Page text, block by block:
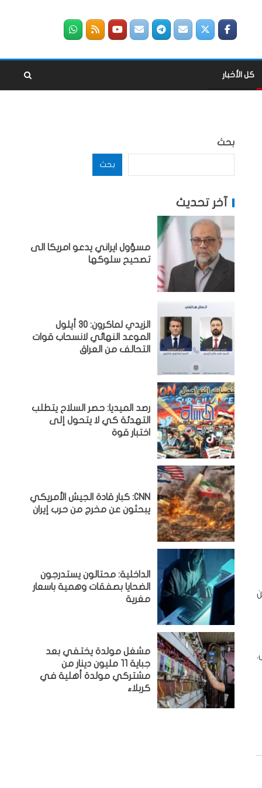
كل الأخبار
بين
بحث
بحث
آخر تحديث
مسؤول ايراني يدعو امريكا الى
تصحيح سلوكها
الزيدي لماكرون: 30 أيلول
الموعد النهائي لانسحاب قوات
التحالف من العراق
رصد الميديا: حصر السلاح يتطلب
التهدئة كي لا يتحول إلى
اختبار قوة
CNN: كبار قادة الجيش الأمريكي
يبحثون عن مخرج من حرب إيران
الداخلية: محتالون يستدرجون
الضحايا بصفقات وهمية باسعار
مغرية
مشغل مولدة يختفي بعد
جباية 11 مليون دينار من
مشتركي مولدة أهلية في
كربلاء